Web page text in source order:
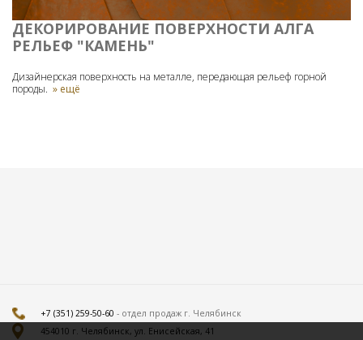
ДЕКОРИРОВАНИЕ ПОВЕРХНОСТИ АЛГА
РЕЛЬЕФ "КАМЕНЬ"
Дизайнерская поверхность на металле, передающая рельеф горной
породы. » ещё
+7 (351) 259-50-60 - отдел продаж г. Челябинск
454010 г. Челябинск, ул. Енисейская, 41